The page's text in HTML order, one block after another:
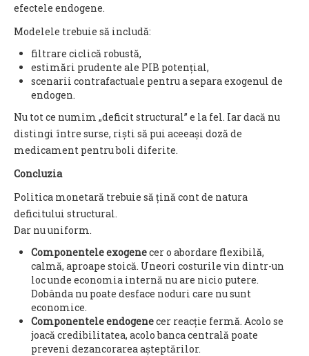
efectele endogene.
Modelele trebuie să includă:
filtrare ciclică robustă,
estimări prudente ale PIB potențial,
scenarii contrafactuale pentru a separa exogenul de
endogen.
Nu tot ce numim „deficit structural” e la fel. Iar dacă nu
distingi între surse, riști să pui aceeași doză de
medicament pentru boli diferite.
Concluzia
Politica monetară trebuie să țină cont de natura
deficitului structural.
Dar nu uniform.
Componentele exogenecer o abordare flexibilă,
calmă, aproape stoică. Uneori costurile vin dintr-un
loc unde economia internă nu are nicio putere.
Dobânda nu poate desface noduri care nu sunt
economice.
Componentele endogenecer reacție fermă. Acolo se
joacă credibilitatea, acolo banca centrală poate
preveni dezancorarea așteptărilor.